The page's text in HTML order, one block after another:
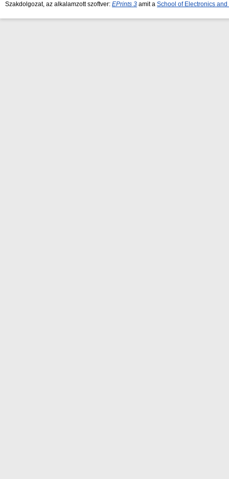
Szakdolgozat, az alkalamzott szoftver: EPrints 3 amit a School of Electronics